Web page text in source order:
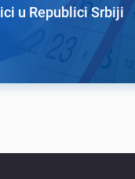
u Republici Srbiji